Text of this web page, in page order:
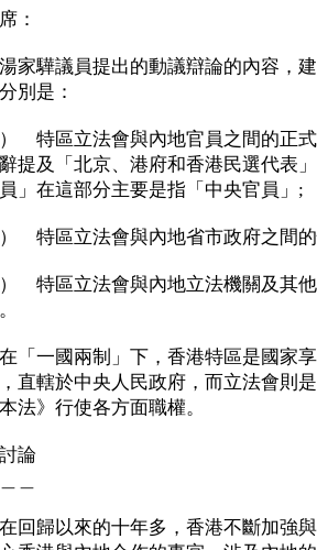
：
驊議員提出的動議辯論的內容，建
別是：
） 特區立法會與內地官員之間的正
提及「北京、港府和香港民選代表
」在這部分主要是指「中央官員」;
） 特區立法會與內地省市政府之間
） 特區立法會與內地立法機關及其
一國兩制」下，香港特區是國家享
直轄於中央人民政府，而立法會則
本法》行使各方面職權。
論
歸以來的十年多，香港不斷加強與